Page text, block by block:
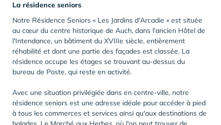
La résidence seniors
Notre Résidence Seniors « Les Jardins d'Arcadie » est située
au cœur du centre historique de Auch, dans l'ancien Hôtel de
l'Intendance, un bâtiment du XVIIIe siècle, entièrement
réhabilité et dont une partie des façades est classée. La
résidence occupe les étages se trouvant au-dessus du
bureau de Poste, qui reste en activité.
Avec une situation privilégiée dans en centre-ville, notre
résidence seniors est une adresse idéale pour accéder à pied
à tous les commerces et services ainsi qu'aux destinations de